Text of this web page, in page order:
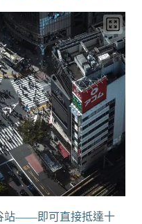
站——即可直接抵達十